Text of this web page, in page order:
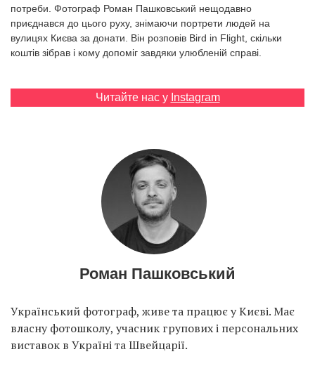
EN
RU
потреби. Фотограф Роман Пашковський нещодавно
приєднався до цього руху, знімаючи портрети людей на
вулицях Києва за донати. Він розповів Bird in Flight, скільки
коштів зібрав і кому допоміг завдяки улюбленій справі.
Читайте нас у Instagram
Роман Пашковський
Український фотограф, живе та працює у Києві. Має
власну фотошколу, учасник групових і персональних
виставок в Україні та Швейцарії.